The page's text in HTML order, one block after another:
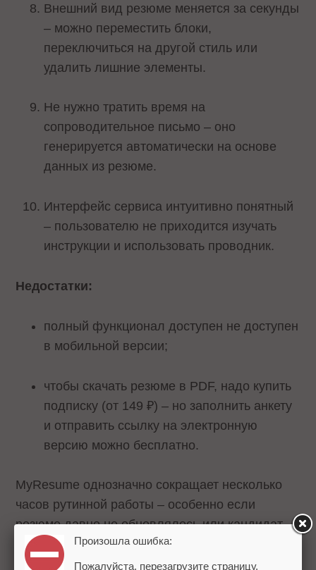
Внешний вид резюме меняется за секунды
– можно переместить блоки,
переключиться на другой стиль или
удалить лишние элементы.
Не нужно тратить время на
сопроводительное письмо – оно
генерируется автоматически на основе
данных из резюме.
Интерфейс сервиса интуитивно понятный
– пользователю не приходится изучать
инструкции и использовать проводник.
Недостатки:
полный функционал доступен не доступен
в мобильной версии;
чтобы скачать резюме в PDF, надо купить
подписку (от 149 ₽) – но заполнить анкету
и отправить ссылку на электронную
версию можно бесплатно.
MyResume однозначно сокращает несколько
часов рутинной работы – особенно если
резюме давно не обновлялось или кандидат
меняет сферу.Произошла ошибка:
Пожалуйста, перезагрузите страницу.